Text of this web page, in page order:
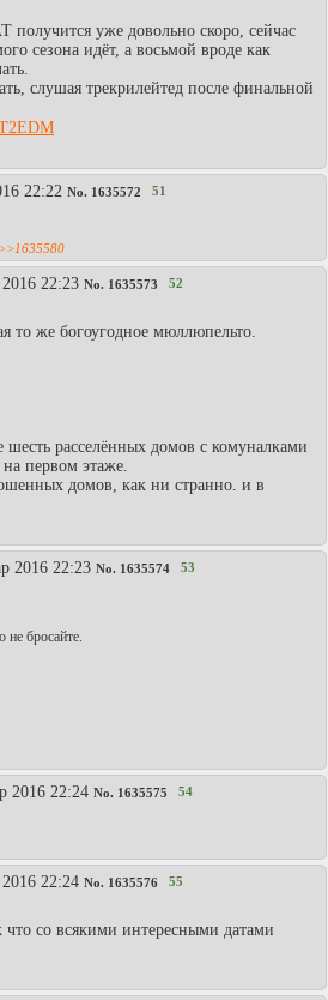
получится уже довольно скоро, сейчас
сезона идёт, а восьмой вроде как
слушая трекрилейтед после финальной
22:22 No. 1635572 51
>>1635580
22:23 No. 1635573 52
то же богоугодное мюллюпельто.
шесть расселённых домов с комуналками
первом этаже.
домов, как ни странно. и в
2016 22:23 No. 1635574 53
не бросайте.
2016 22:24 No. 1635575 54
22:24 No. 1635576 55
со всякими интересными датами